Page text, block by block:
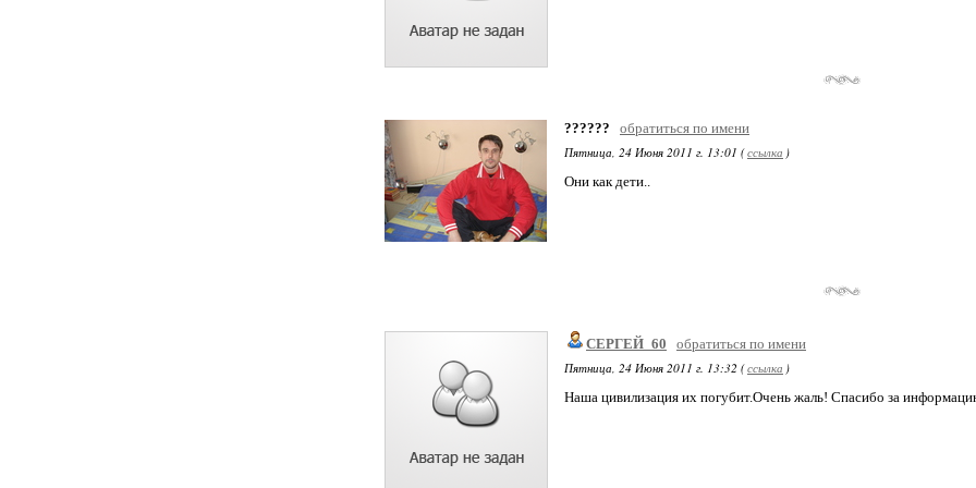
??????
обратиться по имени
Пятница, 24 Июня 2011 г. 13:01 (ссылка )
Они как дети..
СЕРГЕЙ_60
обратиться по имени
Пятница, 24 Июня 2011 г. 13:32 (ссылка )
Наша цивилизация их погубит.Очень жаль! Спасибо за